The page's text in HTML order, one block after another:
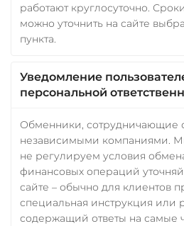
работают круглосуточно.
можно уточнить на сайте
пункта.
Уведомление
персональной
Обменники, сотрудничающие
независимыми компаниями.
не регулируем условия
финансовых операций
сайте – обычно для клиентов
специальная инструкция или
содержащий ответы на самые